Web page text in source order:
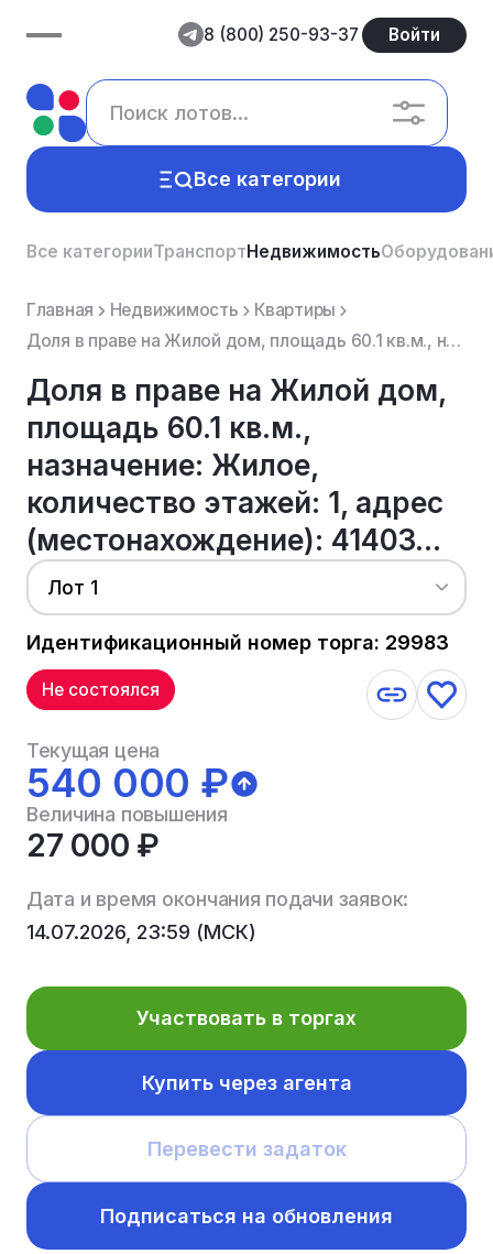
8 (800) 250-93-37 Войти
Все категории
Все категорииТранспортНедвижимость
Главная Недвижимость
Квартиры
Доля в праве на Жилой дом, площадь 60.1 кв.м., назначение: Жилое, количество этажей: 1, адрес (мес...
Доля в праве на Жилой дом,
площадь 60.1 кв.м.,
назначение: Жилое,
количество этажей: 1, адрес
(местонахождение): 41403...
Лот 1
Идентификационный номер торга: 29983
Не состоялся
Текущая цена
540 000 ₽
Величина повышения
27 000 ₽
Дата и время окончания подачи заявок:
14.07.2026, 23:59 (МСК)
Участвовать в торгах
Купить через агента
Перевести задаток
Подписаться на обновления